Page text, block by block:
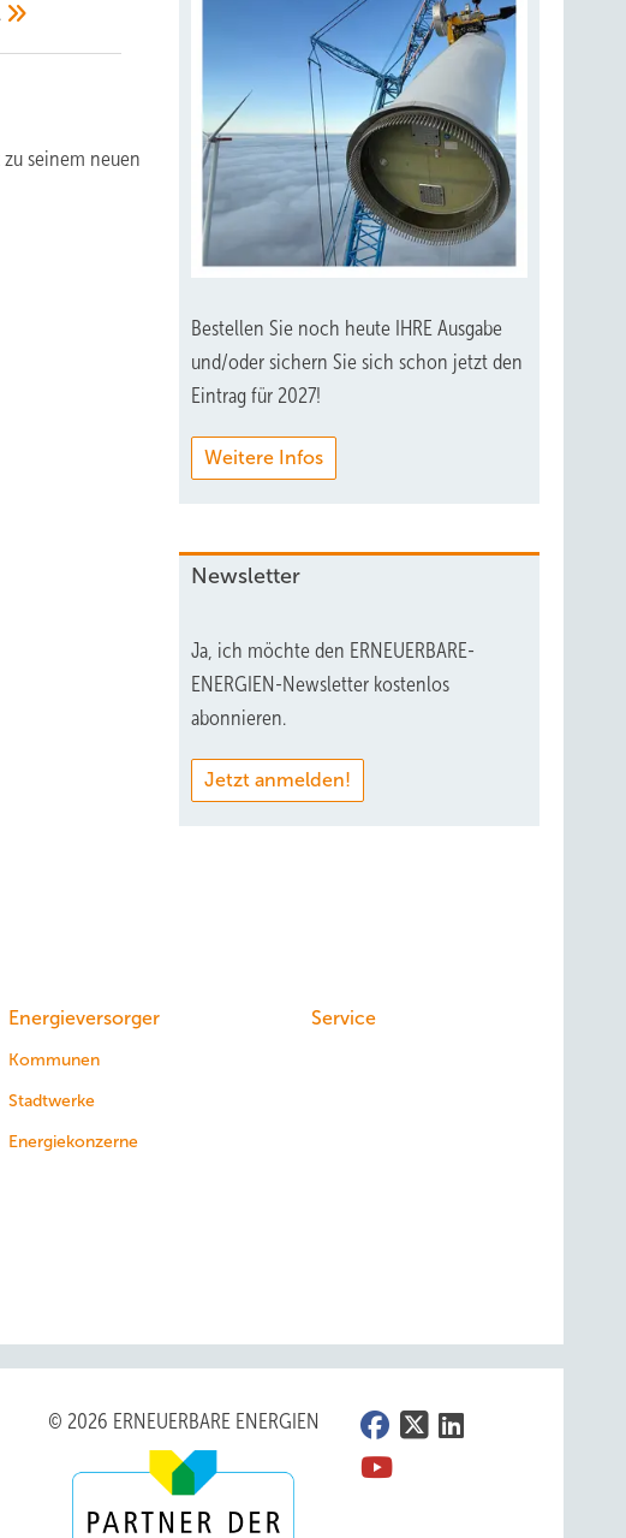
seinem neuen
Bestellen Sie noch heute IHRE Ausgabe
und/oder sichern Sie sich schon jetzt den
Eintrag für 2027!
Weitere Infos
Newsletter
Ja, ich möchte den ERNEUERBARE-
ENERGIEN-Newsletter kostenlos
abonnieren.
Jetzt anmelden!
Energieversorger
Kommunen
Stadtwerke
Energiekonzerne
Service
© 2026 ERNEUERBARE ENERGIEN